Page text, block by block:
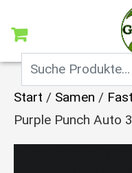
Start / Samen /
Purple Punch Auto